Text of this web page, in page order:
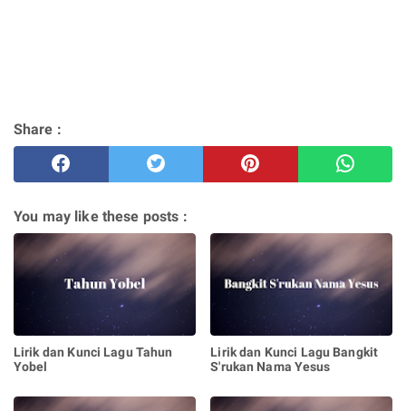
Share :
You may like these posts :
Lirik dan Kunci Lagu Tahun
Yobel
Lirik dan Kunci Lagu Bangkit
S'rukan Nama Yesus